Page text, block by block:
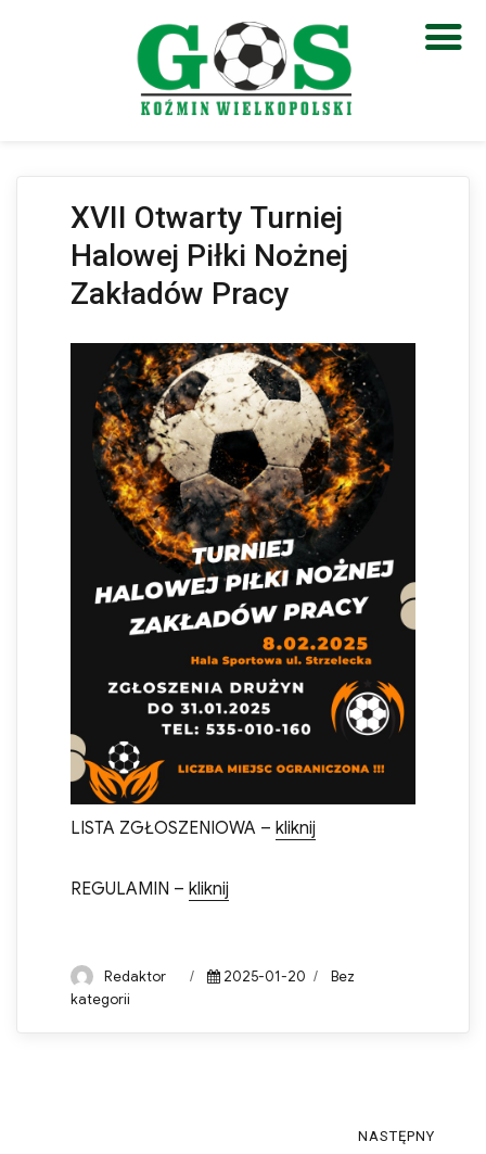
Otwórz pasek narzędzi
XVII Otwarty Turniej
Halowej Piłki Nożnej
Zakładów Pracy
LISTA ZGŁOSZENIOWA – kliknij
REGULAMIN – kliknij
Author
Redaktor
Posted
2025-01-20 Categories
Bez
kategorii
NASTĘPNY